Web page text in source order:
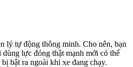
lý tự động thông minh. Cho nên, bạn
dùng lực đóng thật mạnh mới có thể
bật ra ngoài khi xe đang chạy.